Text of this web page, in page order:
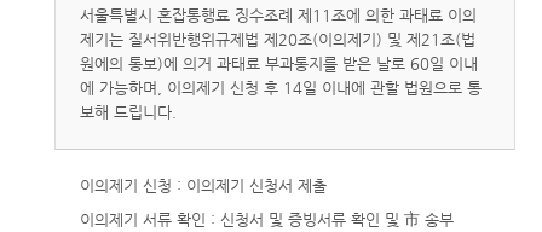
서울특별시 혼잡통행료 징수조례 제11조에 의한 과태료 이의
제기는 질서위반행위규제법 제20조(이의제기) 및 제21조(법
원에의 통보)에 의거 과태료 부과통지를 받은 날로 60일 이내
에 가능하며, 이의제기 신청 후 14일 이내에 관할 법원으로 통
보해 드립니다.
이의제기 신청 : 이의제기 신청서 제출
이의제기 서류 확인 : 신청서 및 증빙서류 확인 및 市 송부